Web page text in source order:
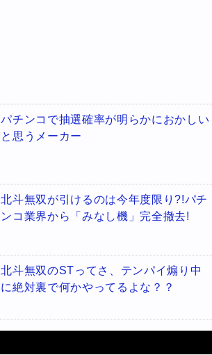
パチンコで抽選確率が明らかにおかしい
と思うメーカー
北斗無双が引けるのは今年度限り?!パチ
ンコ業界から「みなし機」完全撤去!
北斗無双のSTってさ、テンパイ煽り中
に絶対裏で何かやってるよな？？